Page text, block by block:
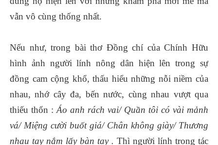
vẫn vô cùng thống nhất.
Nếu như, trong bài thơ Đồng chí của Chính Hữu
hình ảnh người lính nông dân hiện lên trong sự
đồng cam cộng khổ, thấu hiểu những nỗi niềm của
nhau, nhớ cây đa, bến nước, cùng nhau vượt qua
thiếu thốn : Áo anh rách vai/ Quần tôi có vài mảnh
vá/ Miệng cười buốt giá/ Chân không giày/ Thương
nhau tay nắm lấy bàn tay . Thì người lính trong tác